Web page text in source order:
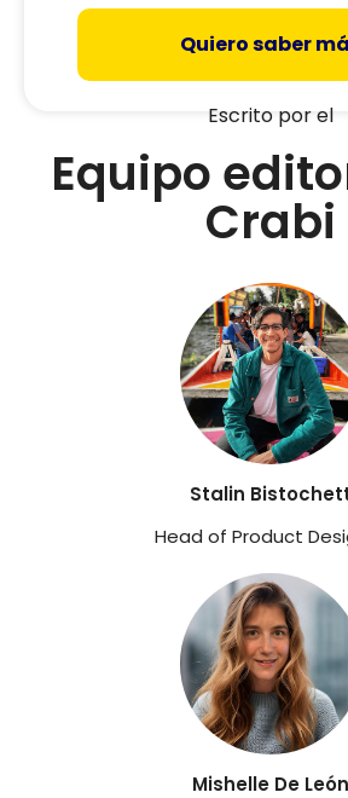
Quiero saber
Escrito por el
Equipo
Crabi
Stalin
Head of Product
Mishelle De León